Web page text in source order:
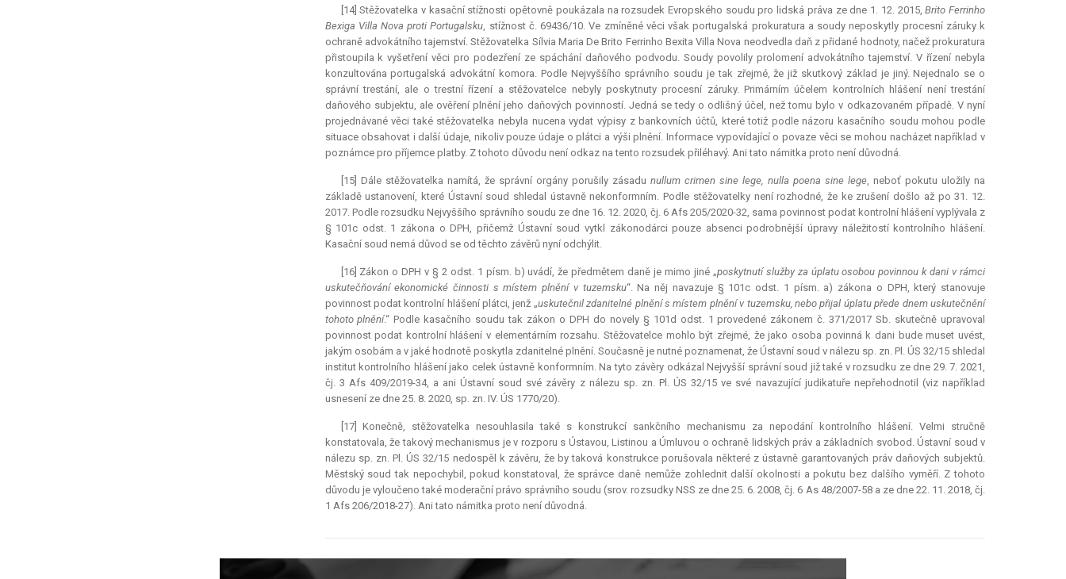
[14] Stěžovatelka v kasační stížnosti opětovně poukázala na rozsudek Evropského soudu pro lidská práva ze dne 1. 12. 2015,Brito Ferrinho
Bexiga Villa Nova proti Portugalsku, stížnost č. 69436/10. Ve zmíněné věci však portugalská prokuratura a soudy neposkytly procesní záruky k
ochraně advokátního tajemství. Stěžovatelka Sílvia Maria De Brito Ferrinho Bexita Villa Nova neodvedla daň z přidané hodnoty, načež prokuratura
přistoupila k vyšetření věci pro podezření ze spáchání daňového podvodu. Soudy povolily prolomení advokátního tajemství. V řízení nebyla
konzultována portugalská advokátní komora. Podle Nejvyššího správního soudu je tak zřejmé, že již skutkový základ je jiný. Nejednalo se o
správní trestání, ale o trestní řízení a stěžovatelce nebyly poskytnuty procesní záruky. Primárním účelem kontrolních hlášení není trestání
daňového subjektu, ale ověření plnění jeho daňových povinností. Jedná se tedy o odlišný účel, než tomu bylo v odkazovaném případě. V nyní
projednávané věci také stěžovatelka nebyla nucena vydat výpisy z bankovních účtů, které totiž podle názoru kasačního soudu mohou podle
situace obsahovat i další údaje, nikoliv pouze údaje o plátci a výši plnění. Informace vypovídající o povaze věci se mohou nacházet například v
poznámce pro příjemce platby. Z tohoto důvodu není odkaz na tento rozsudek přiléhavý. Ani tato námitka proto není důvodná.
[15] Dále stěžovatelka namítá, že správní orgány porušily zásadunullum crimen sine lege, nulla poena sine lege, neboť pokutu uložily na
základě ustanovení, které Ústavní soud shledal ústavně nekonformním. Podle stěžovatelky není rozhodné, že ke zrušení došlo až po 31. 12.
2017. Podle rozsudku Nejvyššího správního soudu ze dne 16. 12. 2020, čj. 6 Afs 205/2020-32, sama povinnost podat kontrolní hlášení vyplývala z
§ 101c odst. 1 zákona o DPH, přičemž Ústavní soud vytkl zákonodárci pouze absenci podrobnější úpravy náležitostí kontrolního hlášení.
Kasační soud nemá důvod se od těchto závěrů nyní odchýlit.
[16] Zákon o DPH v § 2 odst. 1 písm. b) uvádí, že předmětem daně je mimo jiné „poskytnutí služby za úplatu osobou povinnou k dani v rámci
uskutečňování ekonomické činnosti s místem plnění v tuzemsku“. Na něj navazuje § 101c odst. 1 písm. a) zákona o DPH, který stanovuje
povinnost podat kontrolní hlášení plátci, jenž „uskutečnil zdanitelné plnění s místem plnění v tuzemsku, nebo přijal úplatu přede dnem uskutečnění
tohoto plnění.“ Podle kasačního soudu tak zákon o DPH do novely § 101d odst. 1 provedené zákonem č. 371/2017 Sb. skutečně upravoval
povinnost podat kontrolní hlášení v elementárním rozsahu. Stěžovatelce mohlo být zřejmé, že jako osoba povinná k dani bude muset uvést,
jakým osobám a v jaké hodnotě poskytla zdanitelné plnění. Současně je nutné poznamenat, že Ústavní soud v nálezu sp. zn. Pl. ÚS 32/15 shledal
institut kontrolního hlášení jako celek ústavně konformním. Na tyto závěry odkázal Nejvyšší správní soud již také v rozsudku ze dne 29. 7. 2021,
čj. 3 Afs 409/2019-34, a ani Ústavní soud své závěry z nálezu sp. zn. Pl. ÚS 32/15 ve své navazující judikatuře nepřehodnotil (viz například
usnesení ze dne 25. 8. 2020, sp. zn. IV. ÚS 1770/20).
[17] Konečně, stěžovatelka nesouhlasila také s konstrukcí sankčního mechanismu za nepodání kontrolního hlášení. Velmi stručně
konstatovala, že takový mechanismus je v rozporu s Ústavou, Listinou a Úmluvou o ochraně lidských práv a základních svobod. Ústavní soud v
nálezu sp. zn. Pl. ÚS 32/15 nedospěl k závěru, že by taková konstrukce porušovala některé z ústavně garantovaných práv daňových subjektů.
Městský soud tak nepochybil, pokud konstatoval, že správce daně nemůže zohlednit další okolnosti a pokutu bez dalšího vyměří. Z tohoto
důvodu je vyloučeno také moderační právo správního soudu (srov. rozsudky NSS ze dne 25. 6. 2008, čj. 6 As 48/2007-58 a ze dne 22. 11. 2018, čj.
1 Afs 206/2018-27). Ani tato námitka proto není důvodná.